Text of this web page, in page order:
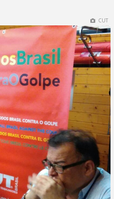
CUT